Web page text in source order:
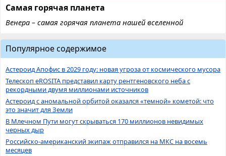
Самая горячая планета
Венера – самая горячая планета нашей вселенной
Популярное содержимое
Астероид Апофис в 2029 году: новая угроза от космического мусора
Телескоп eROSITA представил карту рентгеновского неба с
рекордными двумя миллионами источников
Астероид с аномальной орбитой оказался «темной» кометой: что
это значит для Земли
В Млечном Пути могут скрываться 170 миллионов невидимых
черных дыр
Российско-американский экипаж отправился на МКС на восемь
месяцев